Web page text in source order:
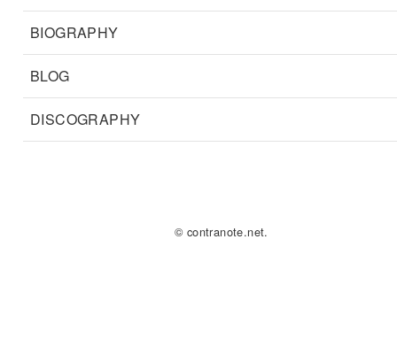
BIOGRAPHY
BLOG
DISCOGRAPHY
© contranote.net.